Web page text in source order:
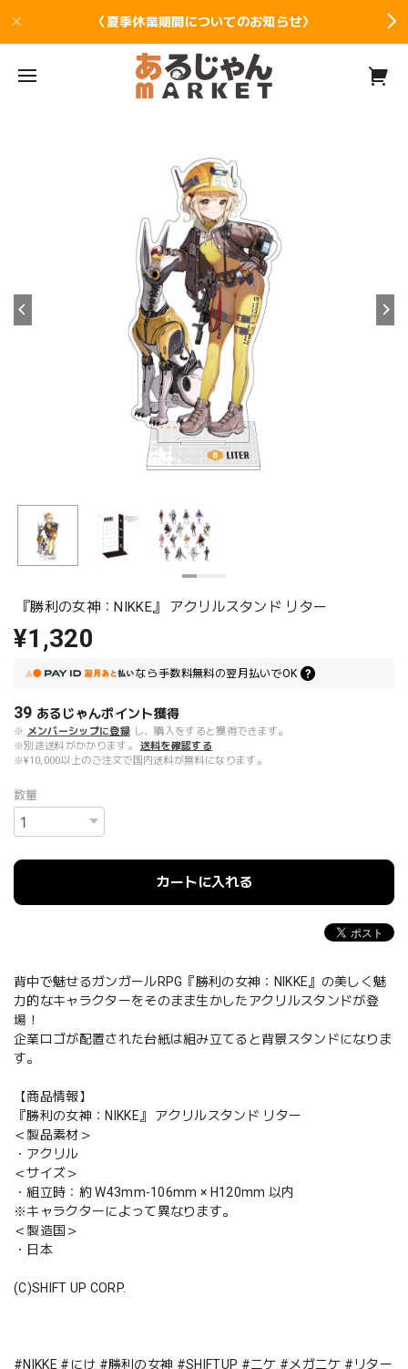
〈夏季休業期間についてのお知らせ〉
『勝利の女神：NIKKE』 アクリルスタンド リター
¥1,320
なら 手数料無料の翌月払いでOK
39 あるじゃんポイント獲得
※ メンバーシップに登録 し、購入をすると獲得できます。
※別途送料がかかります。
送料を確認する
※¥10,000以上のご注文で国内送料が無料になります。
数量
カートに入れる
背中で魅せるガンガールRPG『勝利の女神：NIKKE』の美しく魅
力的なキャラクターをそのまま生かしたアクリルスタンドが登
場！
企業ロゴが配置された台紙は組み立てると背景スタンドになりま
す。
【商品情報】
『勝利の女神：NIKKE』 アクリルスタンド リター
＜製品素材＞
・アクリル
＜サイズ＞
・組立時：約 W43mm-106mm × H120mm 以内
※キャラクターによって異なります。
＜製造国＞
・日本
(C)SHIFT UP CORP.
#NIKKE #にけ #勝利の女神 #SHIFTUP #ニケ #メガニケ #リター